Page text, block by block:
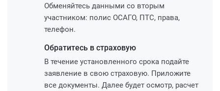
Обменяйтесь данными со вторым
участником: полис ОСАГО, ПТС, права,
телефон.
Обратитесь в страховую
В течение установленного срока подайте
заявление в свою страховую. Приложите
все документы. Далее будет осмотр, расчет